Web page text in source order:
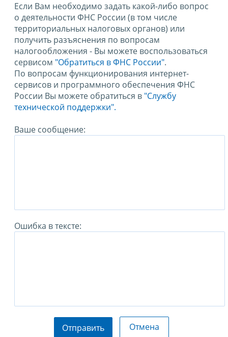
Если Вам необходимо задать какой-либо вопрос
о деятельности ФНС России (в том числе
территориальных налоговых органов) или
получить разъяснения по вопросам
налогообложения - Вы можете воспользоваться
сервисом "Обратиться в ФНС России".
По вопросам функционирования интернет-
сервисов и программного обеспечения ФНС
России Вы можете обратиться в "Службу
технической поддержки".
Ваше сообщение:
Ошибка в тексте:
Отправить Отмена